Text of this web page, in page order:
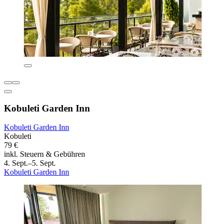
Kobuleti Garden Inn
Kobuleti Garden Inn
Kobuleti
79 €
inkl. Steuern & Gebühren
4. Sept.–5. Sept.
Kobuleti Garden Inn